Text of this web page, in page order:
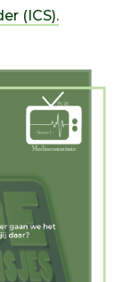
(ICS).